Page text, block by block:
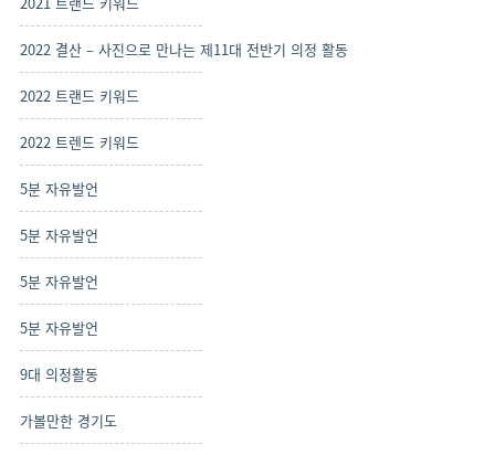
2022 결산 – 사진으로 만나는 제11대 전반기 의정 활동
2022 트랜드 키워드
2022 트렌드 키워드
5분 자유발언
5분 자유발언
5분 자유발언
5분 자유발언
9대 의정활동
가볼만한 경기도